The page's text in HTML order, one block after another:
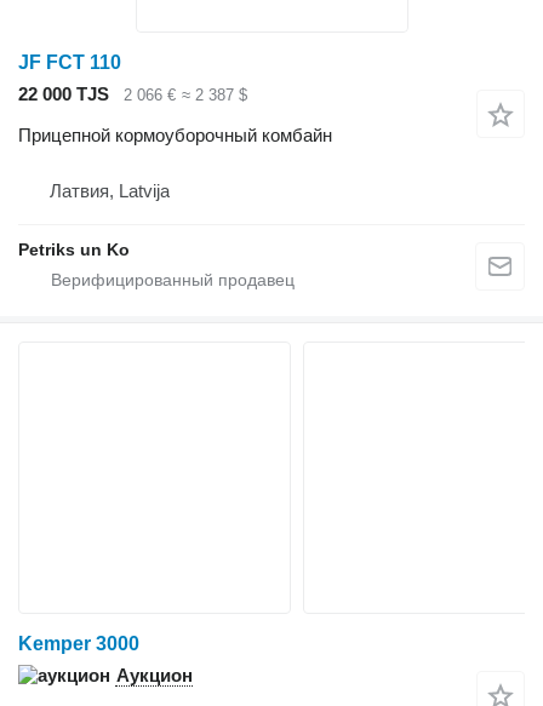
JF FCT 110
22 000 TJS
2 066 € ≈ 2 387 $
Прицепной кормоуборочный комбайн
Латвия, Latvija
Petriks un Ko
Kemper 3000
Аукцион